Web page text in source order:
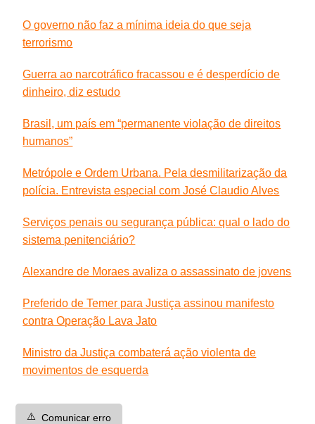
O governo não faz a mínima ideia do que seja
terrorismo
Guerra ao narcotráfico fracassou e é desperdício de
dinheiro, diz estudo
Brasil, um país em “permanente violação de direitos
humanos”
Metrópole e Ordem Urbana. Pela desmilitarização da
polícia. Entrevista especial com José Claudio Alves
Serviços penais ou segurança pública: qual o lado do
sistema penitenciário?
Alexandre de Moraes avaliza o assassinato de jovens
Preferido de Temer para Justiça assinou manifesto
contra Operação Lava Jato
Ministro da Justiça combaterá ação violenta de
movimentos de esquerda
⚠️ Comunicar erro